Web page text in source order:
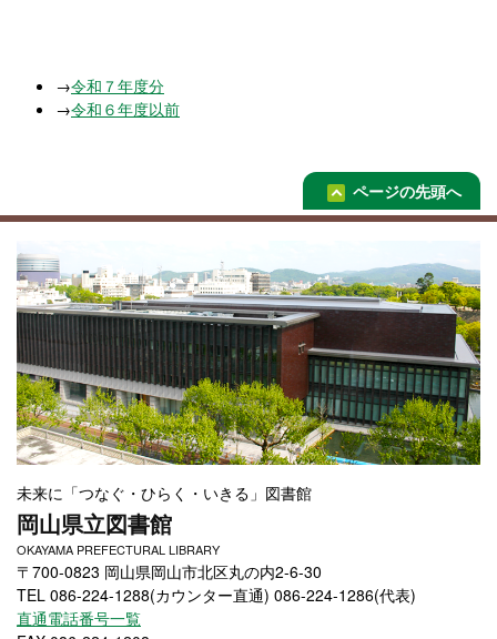
→令和７年度分
→令和６年度以前
ページの先頭へ
未来に「つなぐ・ひらく・いきる」図書館
岡山県立図書館
OKAYAMA PREFECTURAL LIBRARY
〒700-0823 岡山県岡山市北区丸の内2-6-30
TEL 086-224-1288(カウンター直通) 086-224-1286(代表)
直通電話番号一覧